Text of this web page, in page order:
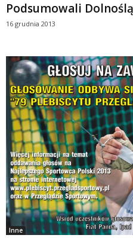
Podsumowali
16 grudnia 2013
Inne